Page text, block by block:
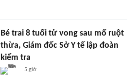
Bé trai 8 tuổi tử vong sau mổ ruột
thừa, Giám đốc Sở Y tế lập đoàn
kiểm tra
5 giờ